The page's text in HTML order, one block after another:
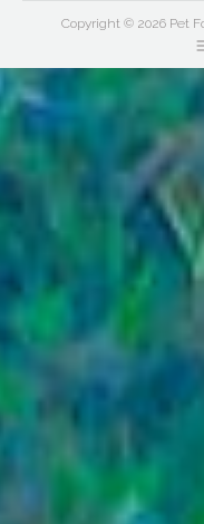
Copyright © 2026 Pet